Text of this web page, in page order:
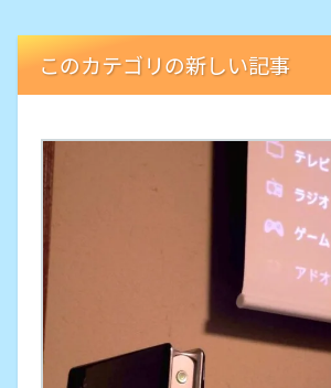
このカテゴリの新しい記事